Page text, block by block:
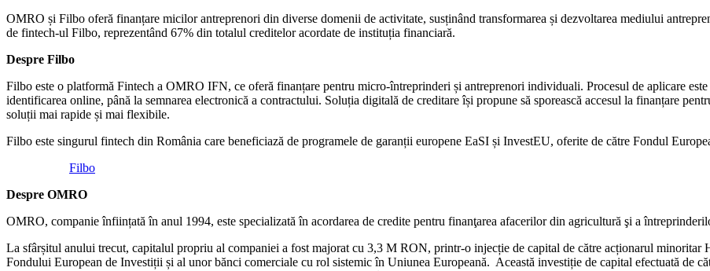
OMRO și Filbo oferă finanțare micilor antreprenori din diverse domenii de activitate, susținând transformarea și dezvoltarea mediului
de fintech-ul Filbo, reprezentând 67% din totalul creditelor acordate de instituția financiară.
Despre Filbo
Filbo este o platformă Fintech a OMRO IFN, ce oferă finanțare pentru micro-întreprinderi și antreprenori individuali. Procesul de aplicare
identificarea online, până la semnarea electronică a contractului. Soluția digitală de creditare își propune să sporească accesul la finanțare
soluții mai rapide și mai flexibile.
Filbo este singurul fintech din România care beneficiază de programele de garanții europene EaSI și InvestEU, oferite de către Fondul
Filbo
Despre OMRO
OMRO, companie înființată în anul 1994, este specializată în acordarea de credite pentru finanţarea afacerilor din agricultură şi a
La sfârșitul anului trecut, capitalul propriu al companiei a fost majorat cu 3,3 M RON, printr-o injecție de capital de către acționarul
Fondului European de Investiții și al unor bănci comerciale cu rol sistemic în Uniunea Europeană. Această investiție de capital efectuată de